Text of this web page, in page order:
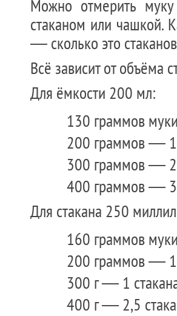
Можно отмерить
стаканом или чашкой.
— сколько это
Всё зависит от объёма
Для ёмкости 200 мл:
130 граммов
200 граммов — 1
300 граммов — 2
400 граммов — 3
Для стакана 250
160 граммов
200 граммов — 1
300 г — 1
400 г — 2,5